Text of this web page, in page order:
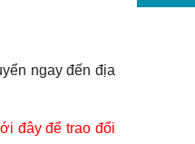
ngay đến địa
đây để trao đổi